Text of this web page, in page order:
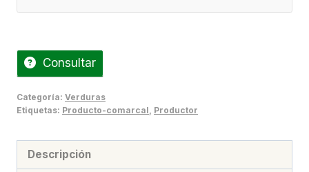
Consultar
Categoría: Verduras
Etiquetas: Producto-comarcal, Productor
Descripción